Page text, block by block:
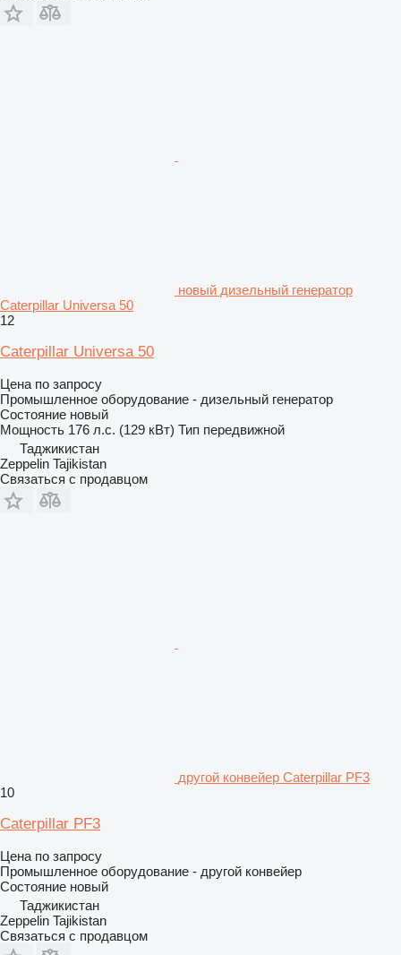
новый дизельный генератор
Caterpillar Universa 50
12
Caterpillar Universa 50
Цена по запросу
Промышленное оборудование - дизельный генератор
Состояние новый
Мощность 176 л.с. (129 кВт) Тип передвижной
Таджикистан
Zeppelin Tajikistan
Связаться с продавцом
другой конвейер Caterpillar PF3
10
Caterpillar PF3
Цена по запросу
Промышленное оборудование - другой конвейер
Состояние новый
Таджикистан
Zeppelin Tajikistan
Связаться с продавцом